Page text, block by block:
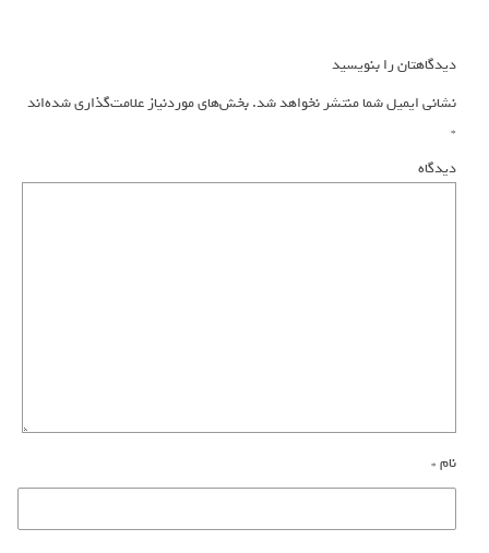
دیدگاهتان را بنویسید
نشانی ایمیل شما منتشر نخواهد شد.بخش‌های موردنیاز علامت‌گذاری شده‌اند
*
دیدگاه
نام*